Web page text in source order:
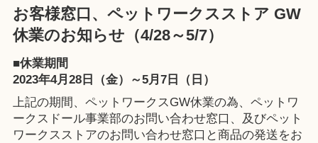
お客様窓口、ペットワークスストア GW
休業のお知らせ（4/28～5/7）
■休業期間
2023年4月28日（金）～5月7日（日）
上記の期間、ペットワークスGW休業の為、ペットワ
ークスドール事業部のお問い合わせ窓口、及びペット
ワークスストアのお問い合わせ窓口と商品の発送をお